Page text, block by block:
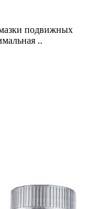
подвижных
..